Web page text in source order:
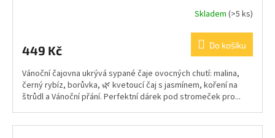
Skladem (>5 ks)
449 Kč Do košíku
Vánoční čajovna ukrývá sypané čaje ovocných chutí: malina,
černý rybíz, borůvka, 🌿 kvetoucí čaj s jasmínem, koření na
štrůdl a Vánoční přání. Perfektní dárek pod stromeček pro...